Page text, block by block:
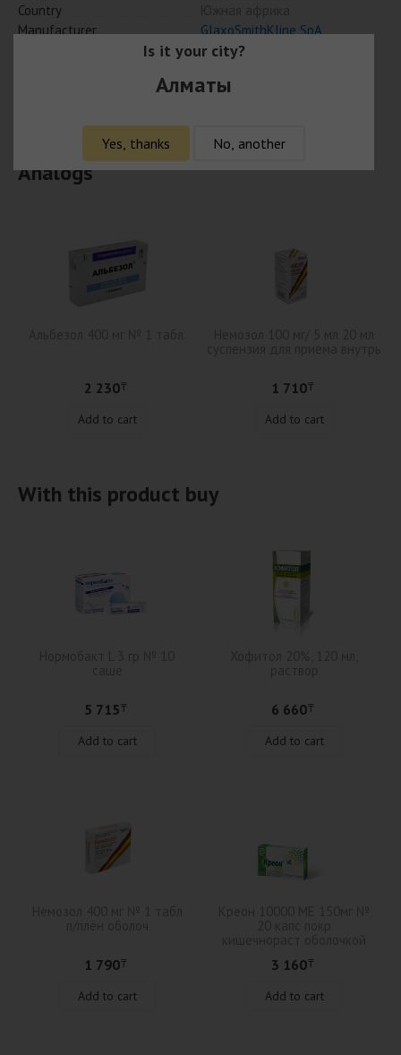
Country
Manufacturer
GlaxoSmithKline SpA
Notify when available
Analogs
2 230₸
Add to cart
1 710₸
Add to cart
With this product buy
5 715₸
Add to cart
6 660₸
Add to cart
1 790₸
Add to cart
3 160₸
Add to cart
Is it your city?
Алматы
Yes, thanks No, another